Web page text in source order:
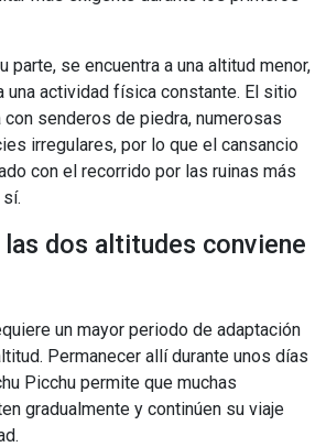
parte, se encuentra a una altitud menor,
una actividad física constante. El sitio
senderos de piedra, numerosas
irregulares, por lo que el cansancio
con el recorrido por las ruinas más
las dos altitudes conviene
un mayor periodo de adaptación
Permanecer allí durante unos días
Picchu permite que muchas
gradualmente y continúen su viaje